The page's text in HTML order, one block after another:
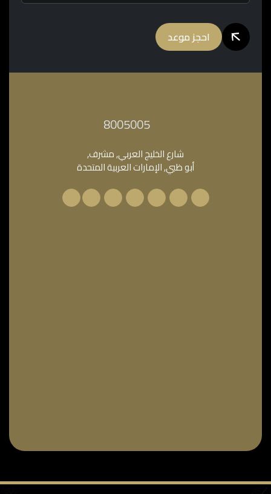
احجز موعد
شارع الخليج العربي, مشرف,
أبو ظبي, الإمارات العربية المتحدة